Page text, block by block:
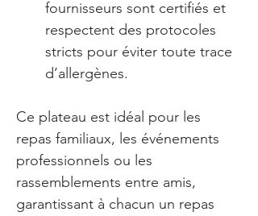
fournisseurs sont certifiés et
respectent des protocoles
stricts pour éviter toute trace
d’allergènes.
Ce plateau est idéal pour les
repas familiaux, les événements
professionnels ou les
rassemblements entre amis,
garantissant à chacun un repas